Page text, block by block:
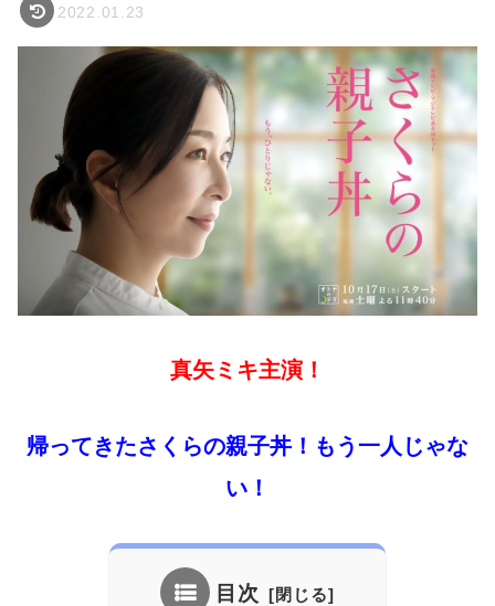
2022.01.23
真矢ミキ主演！
帰ってきたさくらの親子丼！もう一人じゃな
い！
目次